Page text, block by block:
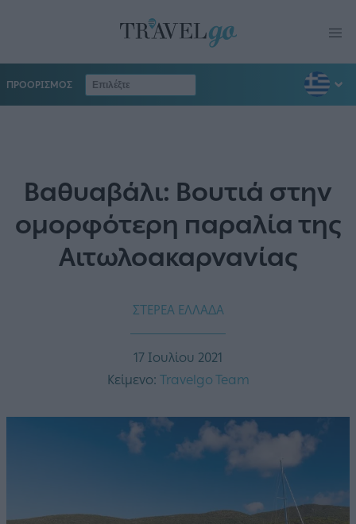
ΠΡΟΟΡΙΣΜΟΣ
Βαθυαβάλι: Βουτιά στην
ομορφότερη παραλία της
Αιτωλοακαρνανίας
ΣΤΕΡΕΑ ΕΛΛΑΔΑ
17 Ιουλίου 2021
Κείμενο: Travelgo Team